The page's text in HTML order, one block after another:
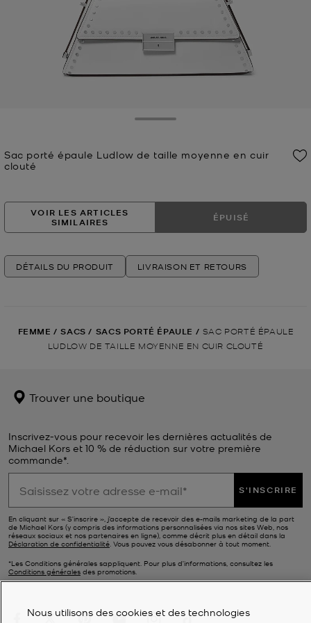
Sac porté épaule Ludlow de taille moyenne en cuir
clouté
VOIR LES ARTICLES
SIMILAIRES
ÉPUISÉ
DÉTAILS DU PRODUIT LIVRAISON ET RETOURS
FEMME / SACS / SACS PORTÉ ÉPAULE / SAC PORTÉ ÉPAULE
LUDLOW DE TAILLE MOYENNE EN CUIR CLOUTÉ
Trouver une boutique
Inscrivez-vous pour recevoir les dernières actualités de
Michael Kors et 10 % de réduction sur votre première
commande*.
S'INSCRIRE
En cliquant sur « S’inscrire », j’accepte de recevoir des e-mails marketing de la part
de Michael Kors (y compris des informations personnalisées via nos sites Web, nos
réseaux sociaux et nos partenaires en ligne), comme décrit plus en détail dans la
Déclaration de confidentialité. Vous pouvez vous désabonner à tout moment.
*Les Conditions générales sappliquent. Pour plus d’informations, consultez les
Conditions générales des promotions.
Nous utilisons des cookies et des technologies